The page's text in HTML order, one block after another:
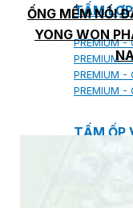
TẤM
PREMIUM -
PREMIUM -
PREMIUM -
PREMIUM -
TẤM ỐP
TẤM ỐP
ỐNG MỀM NỐI
YONG WON